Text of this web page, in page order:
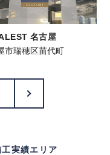
名古屋
市瑞穂区苗代町
実績エリア